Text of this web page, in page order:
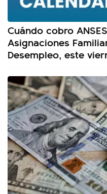
Cuándo cobro
Asignaciones
Desempleo, este